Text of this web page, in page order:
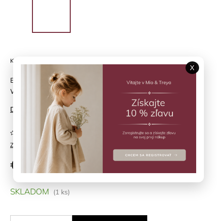
Kód:
BIBS De Lux cumlíky z prírodného kaučuku - 2ks - veľkosť 2 -
Woodchuck/Blush
Detailné informácie
Značka: BIBS
Neohodnotené
€11,90
SKLADOM (1 ks)
X